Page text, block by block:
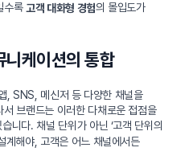
수록고객 대화형 경험의 몰입도가
니케이션의 통합
, SNS, 메신저 등 다양한 채널을
브랜드는 이러한 다채로운 접점을
니다. 채널 단위가 아닌 ‘고객 단위의
계해야, 고객은 어느 채널에서든